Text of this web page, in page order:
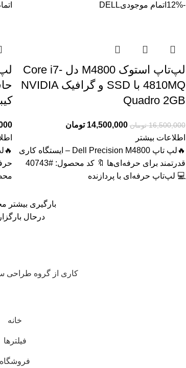
-12% اتمام موجودیDELL
لپ‌تاپ استوک M4800 دل Core i7-
4810MQ با SSD و گرافیک NVIDIA
Quadro 2GB
16,500,000 تومان 14,500,000 تومان
اطلاعات بیشتر
🔥لپ تاپ Dell Precision M4800 – ایستگاه کاری
قدرتمند برای حرفه‌ای‌ها 🔖 کد محصول: #40743
💻 لپ‌تاپ حرفه‌ای با پردازنده
بارگیری بیشتر
درحال
کاری از گروه طراحی
خانه
فیلترها
فروشگاه